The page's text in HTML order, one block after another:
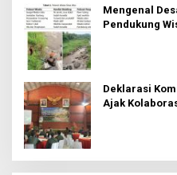
Mengenal
Pendukung
Deklarasi
Ajak